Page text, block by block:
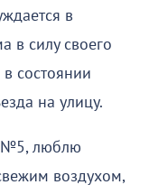
в
в силу своего
состоянии
на улицу.
№5, люблю
воздухом,